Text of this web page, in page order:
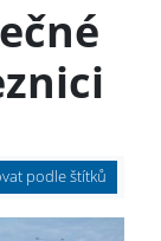
podle štítků